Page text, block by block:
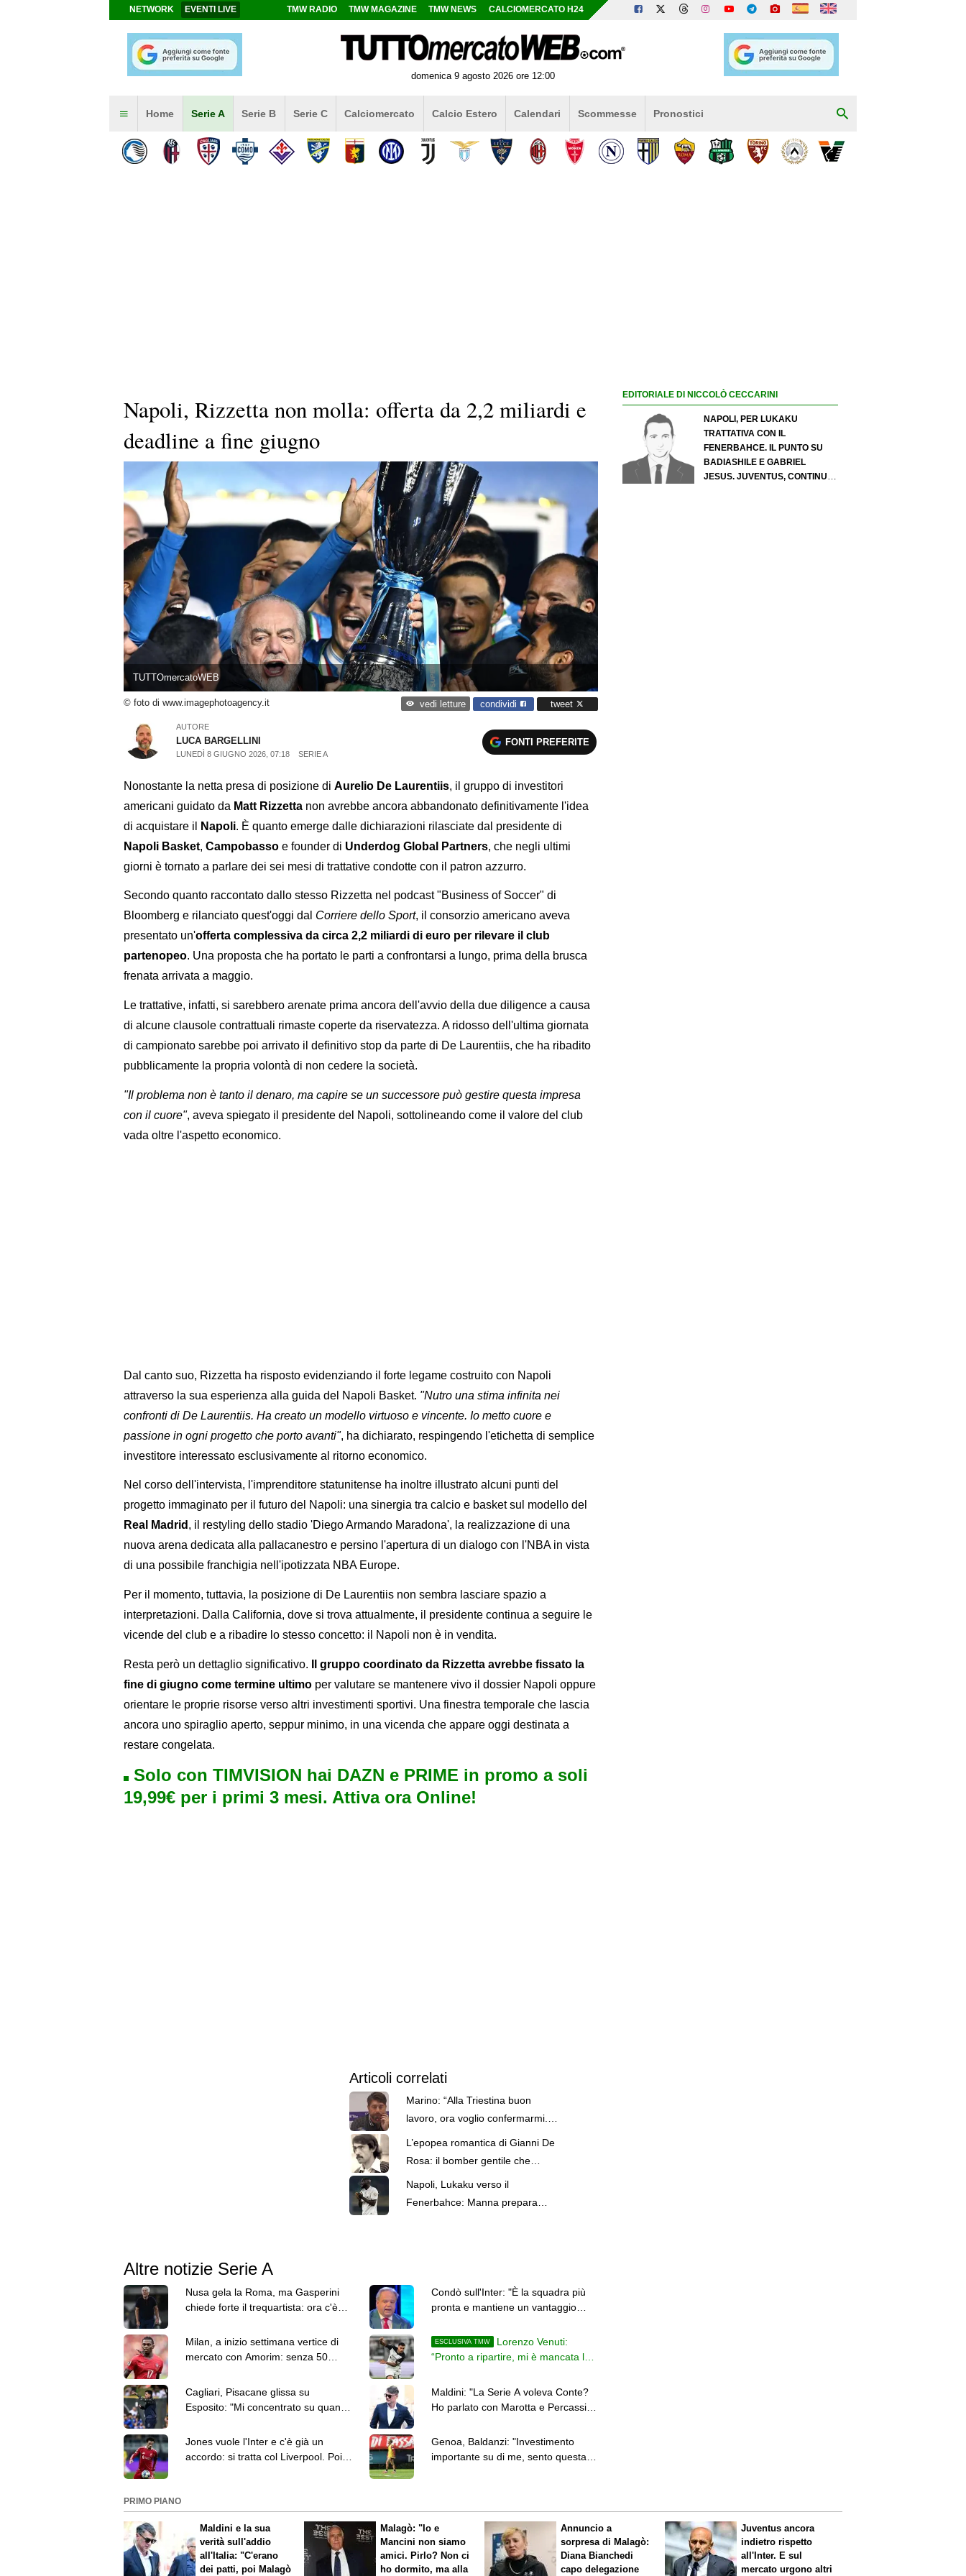
NETWORK EVENTI LIVE TMW RADIO TMW MAGAZINE TMW NEWS CALCIOMERCATO H24
domenica 9 agosto 2026 ore 12:00
Home Serie A Serie B Serie C Calciomercato Calcio Estero Calendari Scommesse Pronostici
Napoli, Rizzetta non molla: offerta da 2,2 miliardi e
deadline a fine giugno
TUTTOmercatoWEB
© foto di www.imagephotoagency.it vedi letture condividi tweet
AUTORE
LUCA BARGELLINI
LUNEDÌ 8 GIUGNO 2026, 07:18 SERIE A
FONTI PREFERITE
Nonostante la netta presa di posizione di Aurelio De Laurentiis, il gruppo di investitori
americani guidato da Matt Rizzetta non avrebbe ancora abbandonato definitivamente l'idea
di acquistare il
Napoli. È quanto emerge dalle dichiarazioni rilasciate dal presidente di
Napoli Basket, Campobasso e founder di Underdog Global Partners, che negli ultimi
giorni è tornato a parlare dei sei mesi di trattative condotte con il patron azzurro.
Secondo quanto raccontato dallo stesso Rizzetta nel podcast "Business of Soccer" di
Bloomberg e rilanciato quest'oggi dal Corriere dello Sport, il consorzio americano aveva
presentato un'offerta complessiva da circa 2,2 miliardi di euro per rilevare il club
partenopeo. Una proposta che ha portato le parti a confrontarsi a lungo, prima della brusca
frenata arrivata a maggio.
Le trattative, infatti, si sarebbero arenate prima ancora dell'avvio della due diligence a causa
di alcune clausole contrattuali rimaste coperte da riservatezza. A ridosso dell'ultima giornata
di campionato sarebbe poi arrivato il definitivo stop da parte di De Laurentiis, che ha ribadito
pubblicamente la propria volontà di non cedere la società.
"Il problema non è tanto il denaro, ma capire se un successore può gestire questa impresa
con il cuore", aveva spiegato il presidente del Napoli, sottolineando come il valore del club
vada oltre l'aspetto economico.
Dal canto suo, Rizzetta ha risposto evidenziando il forte legame costruito con Napoli
attraverso la sua esperienza alla guida del Napoli Basket. "Nutro una stima infinita nei
confronti di De Laurentiis. Ha creato un modello virtuoso e vincente. Io metto cuore e
passione in ogni progetto che porto avanti", ha dichiarato, respingendo l'etichetta di semplice
investitore interessato esclusivamente al ritorno economico.
Nel corso dell'intervista, l'imprenditore statunitense ha inoltre illustrato alcuni punti del
progetto immaginato per il futuro del Napoli: una sinergia tra calcio e basket sul modello del
Real Madrid , il restyling dello stadio 'Diego Armando Maradona', la realizzazione di una
nuova arena dedicata alla pallacanestro e persino l'apertura di un dialogo con l'NBA in vista
di una possibile franchigia nell'ipotizzata NBA Europe.
Per il momento, tuttavia, la posizione di De Laurentiis non sembra lasciare spazio a
interpretazioni. Dalla California, dove si trova attualmente, il presidente continua a seguire le
vicende del club e a ribadire lo stesso concetto: il Napoli non è in vendita.
Resta però un dettaglio significativo.
Il gruppo coordinato da Rizzetta avrebbe fissato la
fine di giugno come termine ultimo per valutare se mantenere vivo il dossier Napoli oppure
orientare le proprie risorse verso altri investimenti sportivi. Una finestra temporale che lascia
ancora uno spiraglio aperto, seppur minimo, in una vicenda che appare oggi destinata a
restare congelata.
Solo con TIMVISION hai DAZN e PRIME in promo a soli
19,99€ per i primi 3 mesi. Attiva ora Online!
Articoli correlati
Marino: “Alla Triestina buon
lavoro, ora voglio confermarmi.
L’epopea romantica di Gianni De
Rosa: il bomber gentile che
infiammò la provincia
Napoli, Lukaku verso il
Fenerbahce: Manna prepara
Altre notizie Serie A
Nusa gela la Roma, ma Gasperini
chiede forte il trequartista: ora c'è
Condò sull'Inter: "È la squadra più
pronta e mantiene un vantaggio
Milan, a inizio settimana vertice di
mercato con Amorim: senza 50
ESCLUSIVA TMW
Lorenzo Venuti:
“Pronto a ripartire, mi è mancata la
Cagliari, Pisacane glissa su
Esposito: "Mi concentrato su quanto
Maldini: "La Serie A voleva Conte?
Ho parlato con Marotta e Percassi,
Jones vuole l'Inter e c'è già un
accordo: si tratta col Liverpool. Poi
Genoa, Baldanzi: "Investimento
importante su di me, sento questa
EDITORIALE DI NICCOLÒ CECCARINI
NAPOLI, PER LUKAKU
TRATTATIVA CON IL
FENERBAHCE. IL PUNTO SU
BADIASHILE E GABRIEL
JESUS. JUVENTUS, CONTINUA
PRIMO PIANO
Maldini e la sua
verità sull'addio
all'Italia: "C'erano
dei patti, poi Malagò
Malagò: "Io e
Mancini non siamo
amici. Pirlo? Non ci
ho dormito, ma alla
Annuncio a
sorpresa di Malagò:
Diana Bianchedi
capo delegazione
Juventus ancora
indietro rispetto
all'Inter. E sul
mercato urgono altri